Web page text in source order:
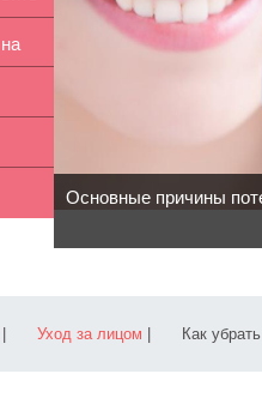
Основные причины
Уход за лицом Как